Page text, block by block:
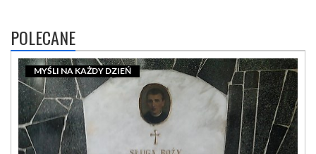
POLECANE
MYŚLI NA KAŻDY DZIEŃ